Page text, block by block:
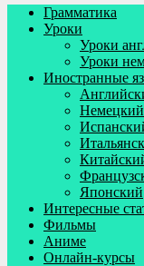
Грамматика
Уроки
Уроки
Уроки
Иностранные
Немецкий
Японский
Интересные
Фильмы
Аниме
Онлайн-курсы